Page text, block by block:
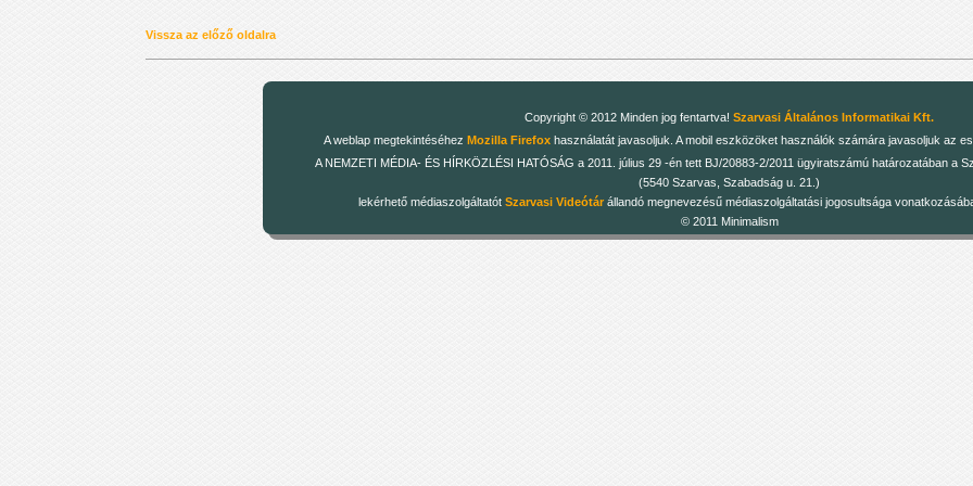
Vissza az előző oldalra
Copyright © 2012 Minden jog fentartva!Szarvasi Általános Informatikai Kft.
A weblap megtekintéséhezMozilla Firefox használatát javasoljuk. A mobil eszközöket használók számára javasoljuk az
A NEMZETI MÉDIA- ÉS HÍRKÖZLÉSI HATÓSÁG a 2011. július 29 -én tett BJ/20883-2/2011 ügyiratszámú határozatában a
(5540 Szarvas, Szabadság u. 21.)
lekérhető médiaszolgáltatótSzarvasi Videótár állandó megnevezésű médiaszolgáltatási jogosultsága
© 2011 Minimalism